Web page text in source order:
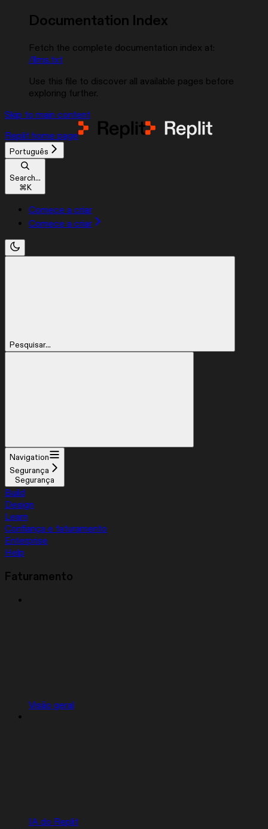
Documentation Index
Fetch the complete documentation index at:
/llms.txt
Use this file to discover all available pages before
exploring further.
Skip to main content
Replit home page
Português
Search...
⌘K
Comece a criar
Comece a criar
Pesquisar...
Navigation
Segurança
Segurança
Build
Design
Learn
Confiança e faturamento
Enterprise
Help
Faturamento
Visão geral
IA do Replit